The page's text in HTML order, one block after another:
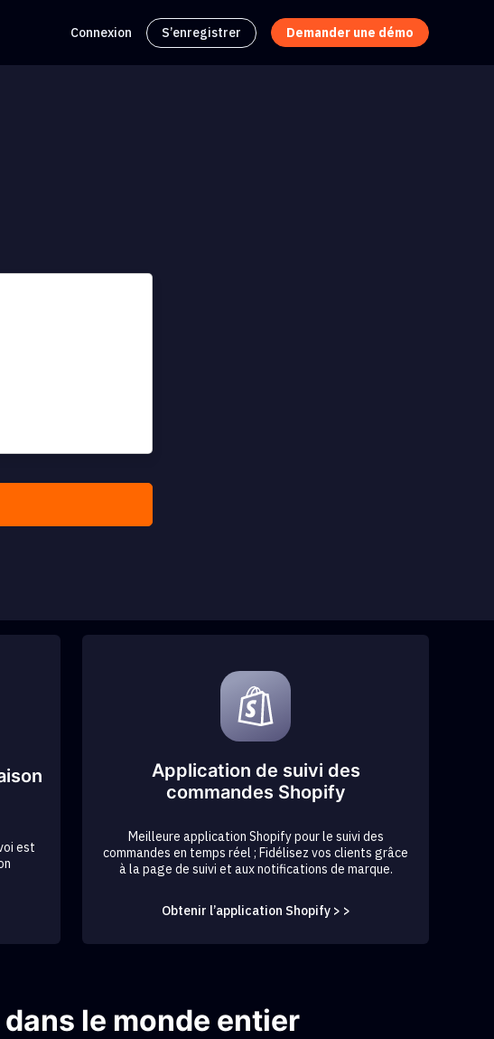
Connexion S’enregistrer Demander une démo
est
Application de suivi des
commandes Shopify
Meilleure application Shopify pour le suivi des
commandes en temps réel ; Fidélisez vos clients grâce
à la page de suivi et aux notifications de marque.
Obtenir l’application Shopify > >
le monde entier